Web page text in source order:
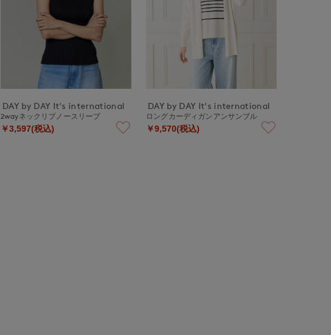
DAY by DAY It's international
2wayネックリブノースリーブ
￥3,597(税込)
DAY by DAY It's international
ロングカーディガンアンサンブル
￥9,570(税込)